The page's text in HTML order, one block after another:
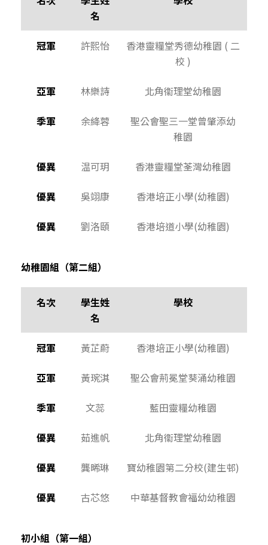
名
冠軍 許熙怡
香港靈糧堂秀德幼稚園 ( 二
校 )
亞軍 林樂詩 北角衞理堂幼稚園
季軍 余絳蓉
聖公會聖三一堂曾肇添幼
稚園
優異 温可玥 香港靈糧堂荃灣幼稚園
優異 吳翊康 香港培正小學(幼稚園)
優異 劉洛頤 香港培道小學(幼稚園)
幼稚園組（第二組）
名次
學生姓
名
學校
冠軍 黃芷蔚 香港培正小學(幼稚園)
亞軍 黃琬淇 聖公會荊冕堂葵涌幼稚園
季軍 文蕊 藍田靈糧幼稚園
優異 茹進帆 北角衞理堂幼稚園
優異 龔晞琳 寶幼稚園第二分校(建生邨)
優異 古芯悠 中華基督教會福幼幼稚園
初小組（第一組）